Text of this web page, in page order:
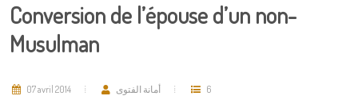
Conversion de l’épouse d’un non-
Musulman
07 avril 2014 أمانة الفتوى 6